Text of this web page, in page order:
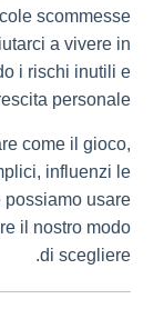
scommesse
a vivere in
i rischi inutili e
personale.
come il gioco,
influenzi le
possiamo usare
il nostro modo
di scegliere.